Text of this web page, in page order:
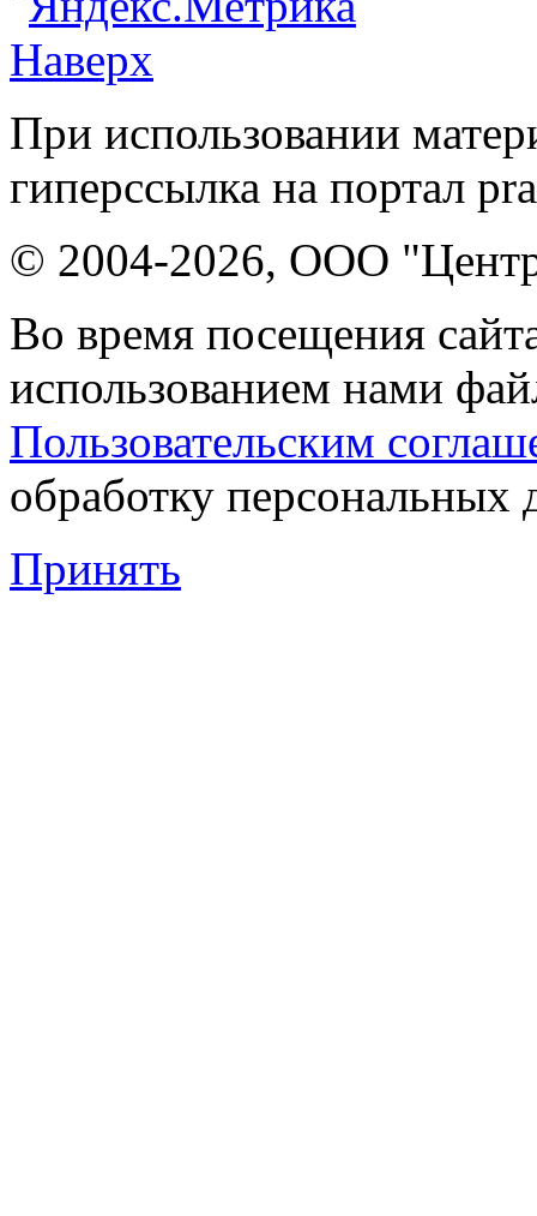
Наверх
При использовании
гиперссылка на портал
© 2004-2026, ООО "Центр
Во время посещения
использованием нами
Пользовательским
обработку персональных
Принять